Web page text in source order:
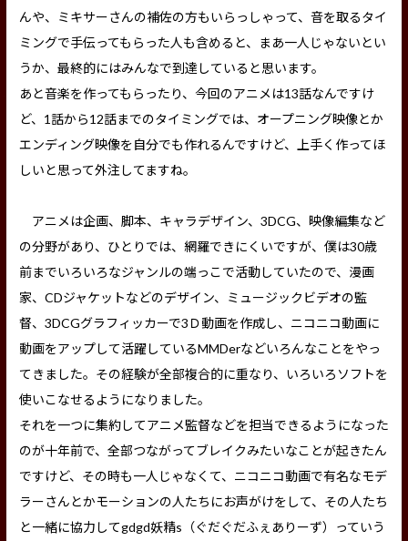
んや、ミキサーさんの補佐の方もいらっしゃって、音を取るタイ
ミングで手伝ってもらった人も含めると、まあ一人じゃないとい
うか、最終的にはみんなで到達していると思います。
あと音楽を作ってもらったり、今回のアニメは13話なんですけ
ど、1話から12話までのタイミングでは、オープニング映像とか
エンディング映像を自分でも作れるんですけど、上手く作ってほ
しいと思って外注してますね。
アニメは企画、脚本、キャラデザイン、3DCG、映像編集など
の分野があり、ひとりでは、網羅できにくいですが、僕は30歳
前までいろいろなジャンルの端っこで活動していたので、漫画
家、CDジャケットなどのデザイン、ミュージックビデオの監
督、3DCGグラフィッカーで3Ｄ動画を作成し、ニコニコ動画に
動画をアップして活躍しているMMDerなどいろんなことをやっ
てきました。その経験が全部複合的に重なり、いろいろソフトを
使いこなせるようになりました。
それを一つに集約してアニメ監督などを担当できるようになった
のが十年前で、全部つながってブレイクみたいなことが起きたん
ですけど、その時も一人じゃなくて、ニコニコ動画で有名なモデ
ラーさんとかモーションの人たちにお声がけをして、その人たち
と一緒に協力してgdgd妖精s（ぐだぐだふぇありーず）っていう